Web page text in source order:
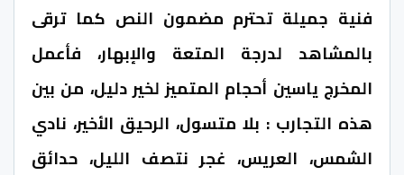
فنية جميلة تحترم مضمون النص كما ترقى
بالمشاهد لدرجة المتعة والإبهار، فأعمل
المخرج ياسين أحجام المتميز لخير دليل، من بين
هذه التجارب : بلا متسول، الرحيق الأخير، نادي
الشمس، العريس، غجر نتصف الليل، حدائق